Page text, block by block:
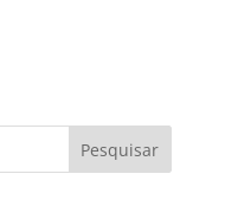
Pesquisar